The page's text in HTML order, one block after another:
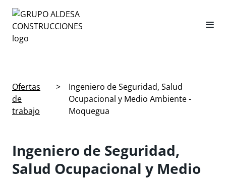
Ofertas
de
trabajo
>
Ingeniero de Seguridad, Salud
Ocupacional y Medio Ambiente -
Moquegua
Ingeniero de Seguridad,
Salud Ocupacional y Medio